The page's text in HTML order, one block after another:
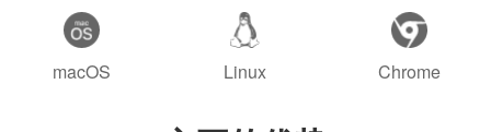
macOS Linux Chrome